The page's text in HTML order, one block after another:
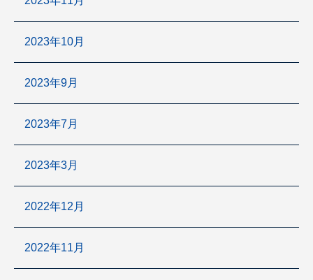
2023年10月
2023年9月
2023年7月
2023年3月
2022年12月
2022年11月